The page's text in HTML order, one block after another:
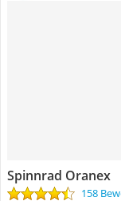
Spinnrad Oranex
158